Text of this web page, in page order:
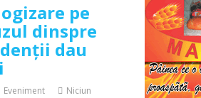
pe
dinspre
dau
Eveniment
Niciun